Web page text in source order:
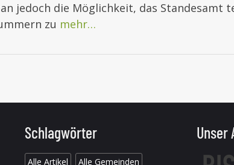
jedoch die Möglichkeit, das Standesamt
zu mehr…
Schlagwörter
Alle Artikel Alle Gemeinden
Unser